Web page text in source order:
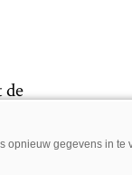
de
gegevens in te